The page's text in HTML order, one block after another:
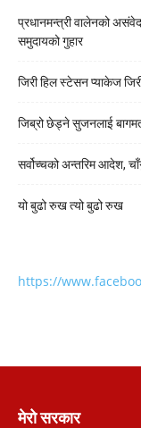
प्रधानमन्त्री वालेनको
समुदायको गुहार
जिरी हिल स्टेसन प्याकेज
जिब्रो छेड्ने सुजनलाई
सर्वोच्चको अन्तरिम आदेश,
यो बुढो रुख त्यो बुढो रुख
https://
मेरो सरकार